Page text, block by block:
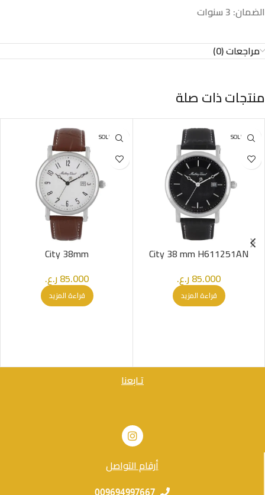
الضمان: 3 سنوات
مراجعات (0)
منتجات ذات صلة
SOLD OUT
City 38 mm H611251AN
85.000ر.ع.
قراءة المزيد
SOLD OUT
City 38mm
85.000ر.ع.
قراءة المزيد
تـابعنا
أرقام التواصل
009694997667